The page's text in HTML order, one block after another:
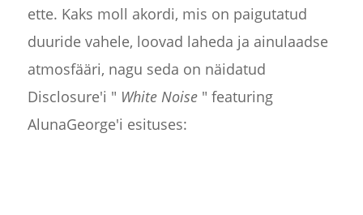
ette. Kaks moll akordi, mis on paigutatud
duuride vahele, loovad laheda ja ainulaadse
atmosfääri, nagu seda on näidatud
Disclosure'i " White Noise" featuring
AlunaGeorge'i esituses: